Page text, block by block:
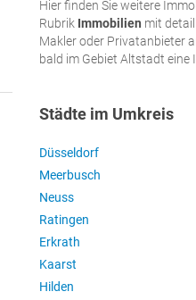
Hier finden Sie weitere
Rubrik Immobilien mit
Makler oder Privatanbieter
bald im Gebiet Altstadt eine
Städte im Umkreis
Düsseldorf
Meerbusch
Neuss
Ratingen
Erkrath
Kaarst
Hilden